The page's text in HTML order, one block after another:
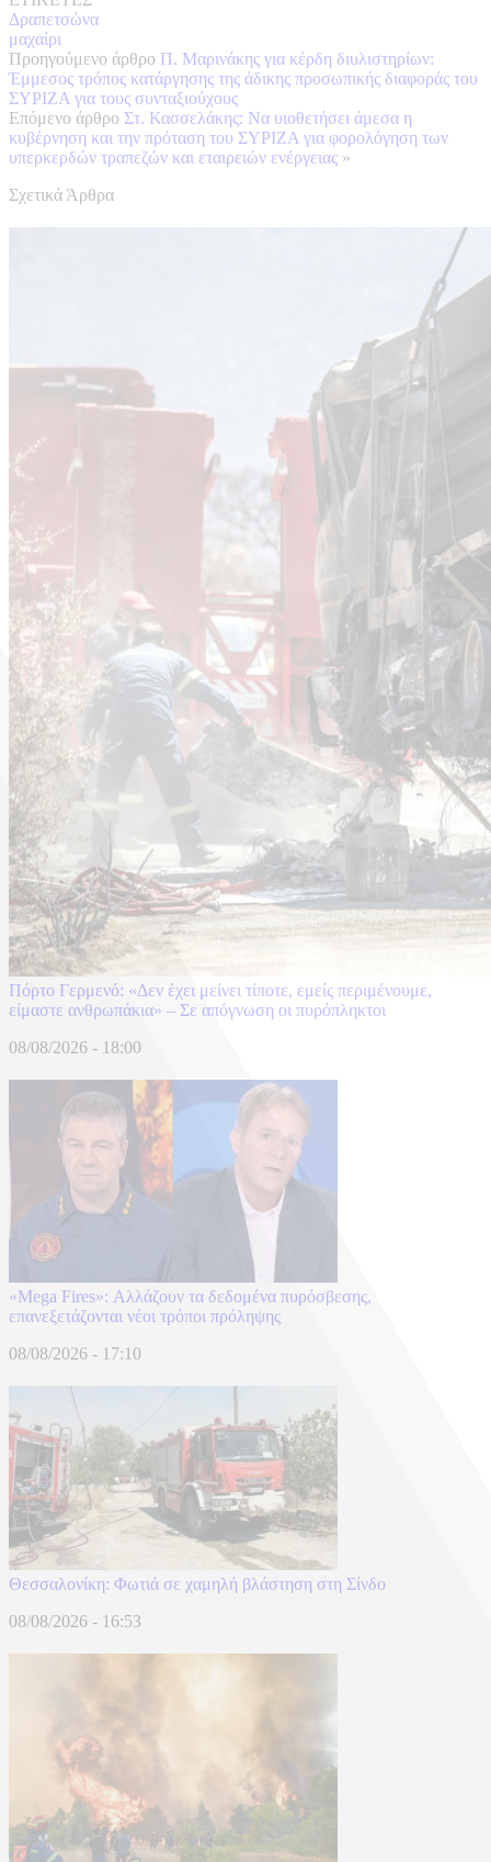
Δραπετσώνα
μαχαίρι
Προηγούμενο άρθρο Π. Μαρινάκης για κέρδη διυλιστηρίων:
Έμμεσος τρόπος κατάργησης της άδικης προσωπικής διαφοράς του
ΣΥΡΙΖΑ για τους συνταξιούχους
Επόμενο άρθρο Στ. Κασσελάκης: Να υιοθετήσει άμεσα η
κυβέρνηση και την πρόταση του ΣΥΡΙΖΑ για φορολόγηση των
υπερκερδών τραπεζών και εταιρειών ενέργειας »
Σχετικά Άρθρα
Πόρτο Γερμενό: «Δεν έχει μείνει τίποτε, εμείς περιμένουμε,
είμαστε ανθρωπάκια» – Σε απόγνωση οι πυρόπληκτοι
08/08/2026 - 18:00
«Mega Fires»: Αλλάζουν τα δεδομένα πυρόσβεσης,
επανεξετάζονται νέοι τρόποι πρόληψης
08/08/2026 - 17:10
Θεσσαλονίκη: Φωτιά σε χαμηλή βλάστηση στη Σίνδο
08/08/2026 - 16:53